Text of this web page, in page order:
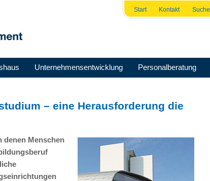
Start Kontakt Suche
Unternehmensentwicklung Personalberatung
– eine Herausforderung die
denen Menschen